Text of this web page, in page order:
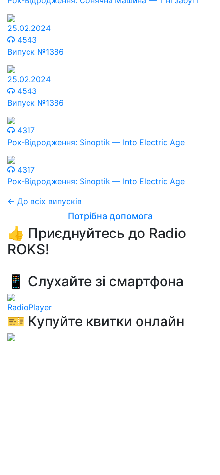
25.02.2024
4543
Випуск №1386
25.02.2024
4543
Випуск №1386
4317
Рок-Відродження: Sinoptik — Into Electric Age
4317
Рок-Відродження: Sinoptik — Into Electric Age
← До всіх випусків
Потрібна допомога
👍 Приєднуйтесь до Radio
ROKS!
📱 Слухайте зі смартфона
RadioPlayer
🎫 Купуйте квитки онлайн